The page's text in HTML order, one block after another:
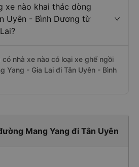
xe nào khai thác dòng
Uyên - Bình Dương từ
nhà xe nào có loại xe ghế ngồi
Yang - Gia Lai đi Tân Uyên - Bình
Mang Yang đi Tân Uyên